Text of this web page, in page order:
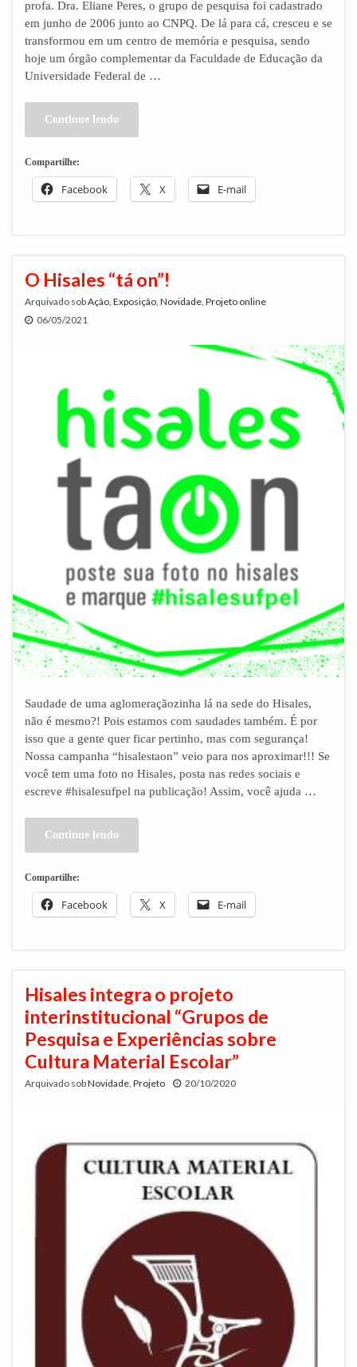
profa. Dra. Eliane Peres, o grupo de pesquisa foi cadastrado
em junho de 2006 junto ao CNPQ. De lá para cá, cresceu e se
transformou em um centro de memória e pesquisa, sendo
hoje um órgão complementar da Faculdade de Educação da
Universidade Federal de …
Continue lendo
Compartilhe:
Facebook X E-mail
O Hisales “tá on”!
Arquivado sobAção Exposição Novidade Projeto online
06/05/2021
Saudade de uma aglomeraçãozinha lá na sede do Hisales,
não é mesmo?! Pois estamos com saudades também. É por
isso que a gente quer ficar pertinho, mas com segurança!
Nossa campanha “hisalestaon” veio para nos aproximar!!! Se
você tem uma foto no Hisales, posta nas redes sociais e
escreve #hisalesufpel na publicação! Assim, você ajuda …
Continue lendo
Compartilhe:
Facebook X E-mail
Hisales integra o projeto
interinstitucional “Grupos de
Pesquisa e Experiências sobre
Cultura Material Escolar”
Arquivado sobNovidade, Projeto 20/10/2020